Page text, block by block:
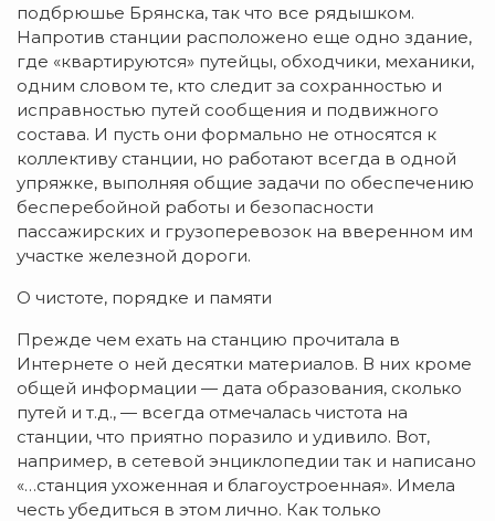
подбрюшье Брянска, так что все рядышком.
Напротив станции расположено еще одно здание,
где «квартируются» путейцы, обходчики, механики,
одним словом те, кто следит за сохранностью и
исправностью путей сообщения и подвижного
состава. И пусть они формально не относятся к
коллективу станции, но работают всегда в одной
упряжке, выполняя общие задачи по обеспечению
бесперебойной работы и безопасности
пассажирских и грузоперевозок на вверенном им
участке железной дороги.
О чистоте, порядке и памяти
Прежде чем ехать на станцию прочитала в
Интернете о ней десятки материалов. В них кроме
общей информации — дата образования, сколько
путей и т.д., — всегда отмечалась чистота на
станции, что приятно поразило и удивило. Вот,
например, в сетевой энциклопедии так и написано
«…станция ухоженная и благоустроенная». Имела
честь убедиться в этом лично. Как только